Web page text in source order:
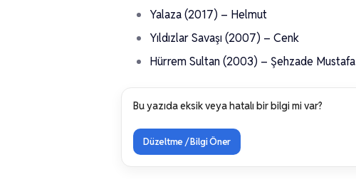
Yalaza (2017) – Helmut
Yıldızlar Savaşı (2007) – Cenk
Hürrem Sultan (2003) – Şehzade Mustafa
Bu yazıda eksik veya hatalı bir bilgi mi var?
Düzeltme / Bilgi Öner